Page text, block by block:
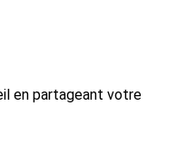
en partageant votre